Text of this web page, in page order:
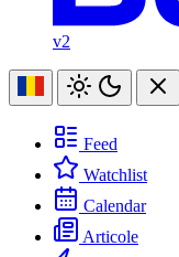
v2
Feed
Watchlist
Calendar
Articole